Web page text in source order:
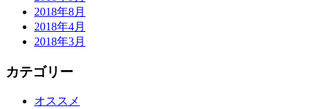
2018年8月
2018年4月
2018年3月
カテゴリー
オススメ